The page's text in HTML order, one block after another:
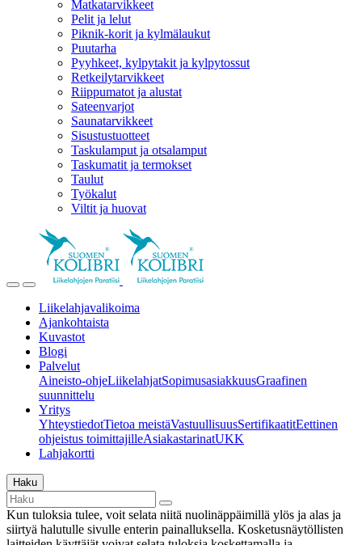
Matkatarvikkeet
Pelit ja lelut
Piknik-korit ja kylmälaukut
Puutarha
Pyyhkeet, kylpytakit ja kylpytossut
Retkeilytarvikkeet
Riippumatot ja alustat
Sateenvarjot
Saunatarvikkeet
Sisustustuotteet
Taskulamput ja otsalamput
Taskumatit ja termokset
Taulut
Työkalut
Viltit ja huovat
Liikelahjavalikoima
Ajankohtaista
Kuvastot
Blogi
Palvelut
Aineisto-ohjeLiikelahjatSopimusasiakkuusGraafinen
suunnittelu
Yritys
YhteystiedotTietoa meistäVastuullisuusSertifikaatitEettinen
ohjeistus toimittajilleAsiakastarinatUKK
Lahjakortti
Haku
Kun tuloksia tulee, voit selata niitä nuolinäppäimillä ylös ja alas ja
siirtyä halutulle sivulle enterin painalluksella. Kosketusnäytöllisten